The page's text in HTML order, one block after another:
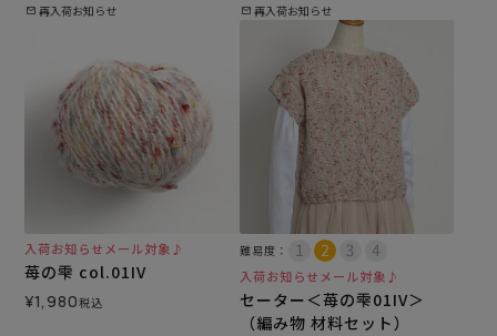
再入荷お知らせ 再入荷お知らせ
入荷お知らせメール対象♪
苺の雫 col.01IV
¥1,980税込
難易度：
入荷お知らせメール対象♪
セーター＜苺の雫01IV＞
（編み物 材料セット）